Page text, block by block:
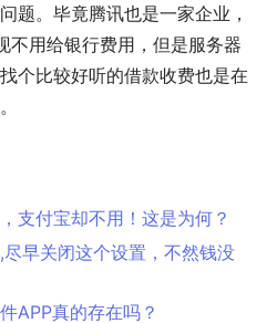
题。毕竟腾讯也是一家企业，
不用给银行费用，但是服务器
个比较好听的借款收费也是在
支付宝却不用！这是为何？
早关闭这个设置，不然钱没
APP真的存在吗？